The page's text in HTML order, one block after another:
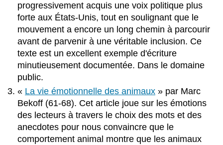
progressivement acquis une voix politique plus
forte aux États-Unis, tout en soulignant que le
mouvement a encore un long chemin à parcourir
avant de parvenir à une véritable inclusion. Ce
texte est un excellent exemple d'écriture
minutieusement documentée. Dans le domaine
public.
« La vie émotionnelle des animaux » par Marc
Bekoff (61-68). Cet article joue sur les émotions
des lecteurs à travers le choix des mots et des
anecdotes pour nous convaincre que le
comportement animal montre que les animaux